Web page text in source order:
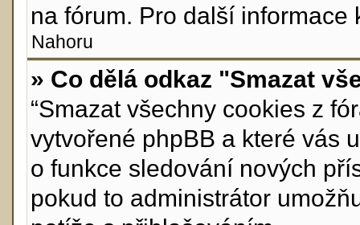
na fórum. Pro další
Nahoru
» Co dělá odkaz "Smazat
“Smazat všechny cookies z
vytvořené phpBB a které vás
o funkce sledování nových
pokud to administrátor